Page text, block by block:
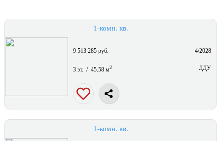
1-комн. кв.
9 513 285 руб. 4/2028
3 эт. / 45.58 м2 ДДУ
1-комн. кв.